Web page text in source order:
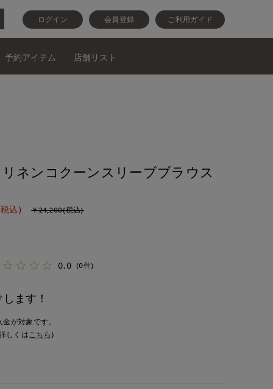
ログイン 会員登録 ご利用ガイド
予約アイテム 店舗リスト
リネンコクーンスリーブブラウス
込) ￥24,200(税込)
0.0 (0件)
ます！
が対象です。
しくはこちら )